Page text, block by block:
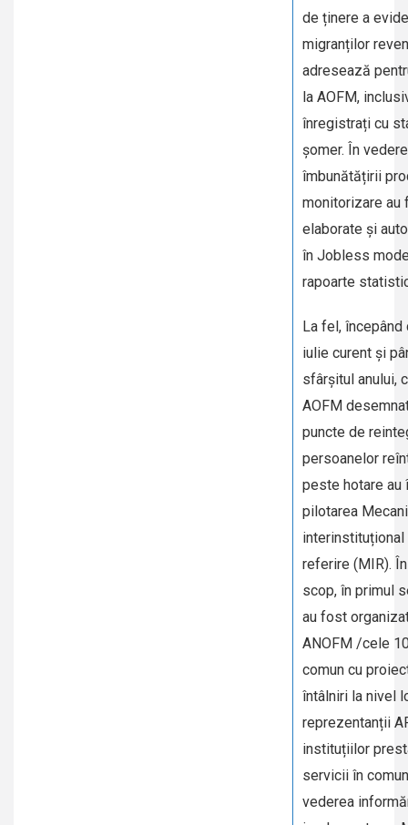
de ținere a
migranților
adresează
la AOFM,
înregistrați cu
șomer. În
îmbunătățirii
monitorizare au
elaborate și
în Jobless
rapoarte
La fel, începând
iulie curent și
sfârșitul anului,
AOFM
puncte de
persoanelor
peste hotare au
pilotarea
interinstituțional
referire (MIR).
scop, în primul
au fost
ANOFM /cele
comun cu
întâlniri la nivel
reprezentanții
instituțiilor
servicii în
vederea